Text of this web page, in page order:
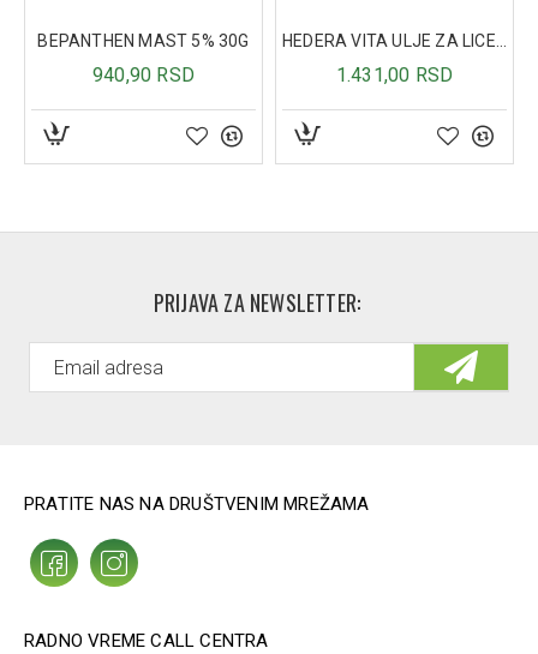
BEPANTHEN MAST 5% 30G
940,90 RSD
HEDERA VITA ULJE ZA LICE - SMILJE 30ML
1.431,00 RSD
PRIJAVA ZA NEWSLETTER:
PRATITE NAS NA DRUŠTVENIM MREŽAMA
RADNO VREME CALL CENTRA